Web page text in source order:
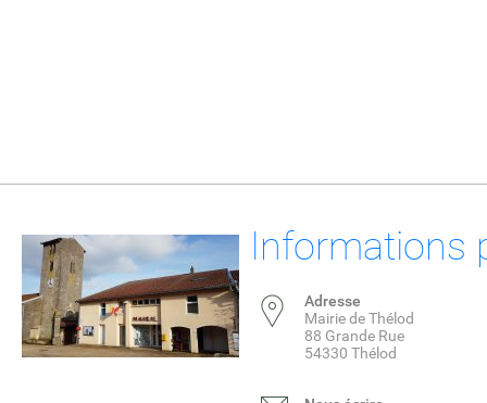
Informations
Adresse
Mairie de Thélod
88 Grande Rue
54330 Thélod